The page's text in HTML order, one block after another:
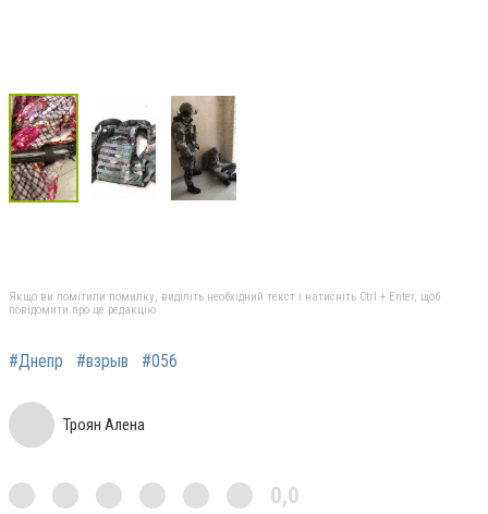
Якщо ви помітили помилку, виділіть необхідний текст і натисніть Ctrl + Enter, щоб
повідомити про це редакцію
#Днепр #взрыв #056
Троян Алена
0,0